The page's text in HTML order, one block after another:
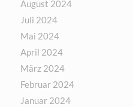
August 2024
Juli 2024
Mai 2024
April 2024
März 2024
Februar 2024
Januar 2024